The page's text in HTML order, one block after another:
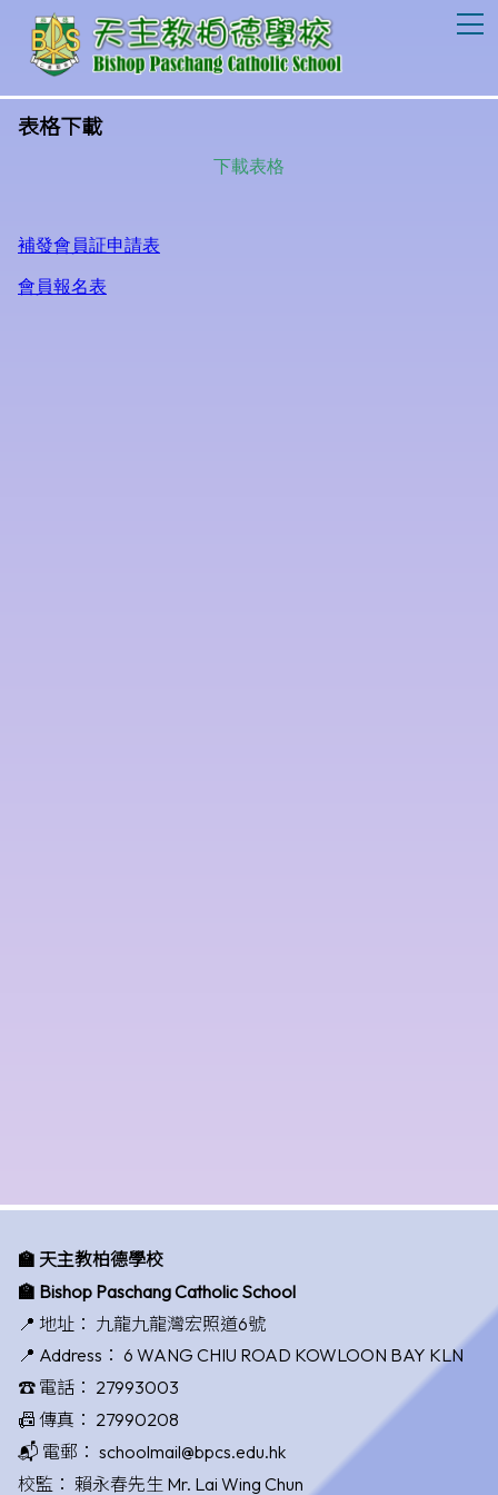
表格下載
🏫 天主教柏德學校
🏫 Bishop Paschang Catholic School
📍 地址： 九龍九龍灣宏照道6號
📍 Address： 6 WANG CHIU ROAD KOWLOON BAY KLN
☎️ 電話： 27993003
📠 傳真： 27990208
📬 電郵： schoolmail@bpcs.edu.hk
校監： 賴永春先生 Mr. Lai Wing Chun